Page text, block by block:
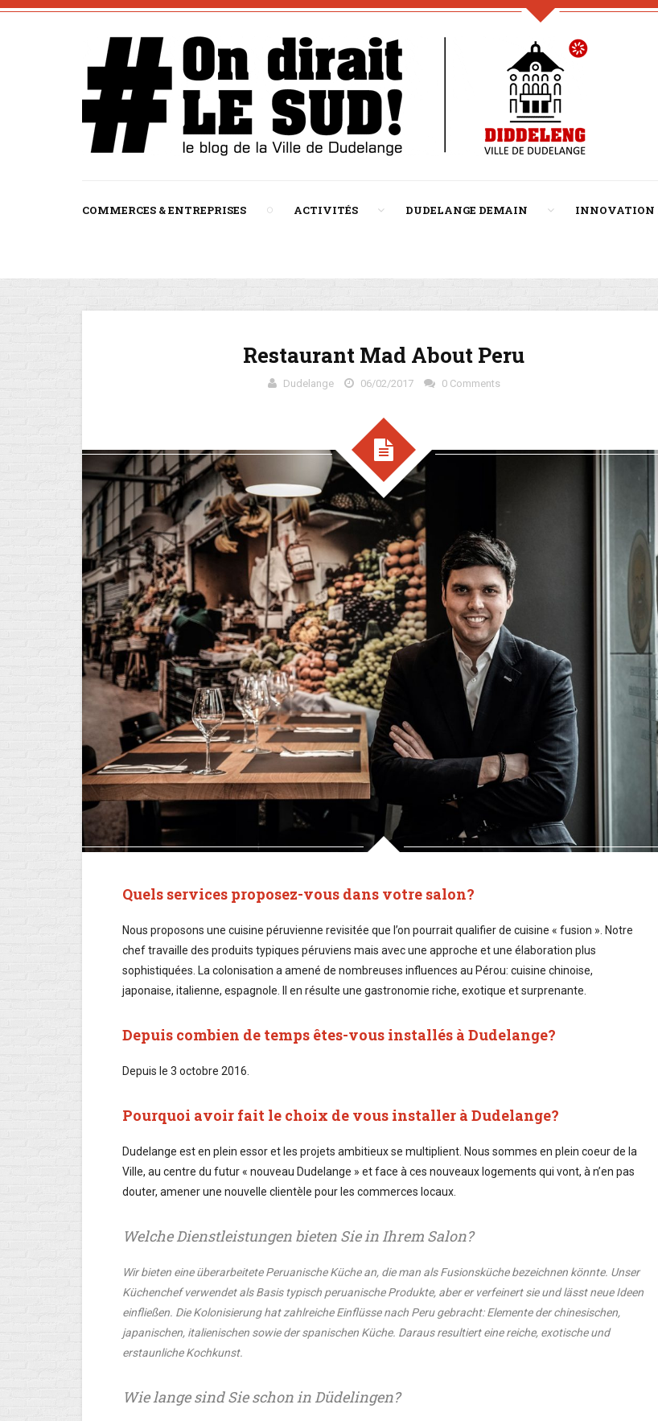
COMMERCES & ENTREPRISES ACTIVITÉS DUDELANGE DEMAIN INNOVATION
Restaurant Mad About Peru
Dudelange 06/02/2017 0 Comments
Quels services proposez-vous dans votre salon?
Nous proposons une cuisine péruvienne revisitée que l’on pourrait qualifier de cuisine « fusion ». Notre
chef travaille des produits typiques péruviens mais avec une approche et une élaboration plus
sophistiquées. La colonisation a amené de nombreuses influences au Pérou: cuisine chinoise,
japonaise, italienne, espagnole. Il en résulte une gastronomie riche, exotique et surprenante.
Depuis combien de temps êtes-vous installés à Dudelange?
Depuis le 3 octobre 2016.
Pourquoi avoir fait le choix de vous installer à Dudelange?
Dudelange est en plein essor et les projets ambitieux se multiplient. Nous sommes en plein coeur de la
Ville, au centre du futur « nouveau Dudelange » et face à ces nouveaux logements qui vont, à n’en pas
douter, amener une nouvelle clientèle pour les commerces locaux.
Welche Dienstleistungen bieten Sie in Ihrem Salon?
Wir bieten eine überarbeitete Peruanische Küche an, die man als Fusionsküche bezeichnen könnte. Unser
Küchenchef verwendet als Basis typisch peruanische Produkte, aber er verfeinert sie und lässt neue Ideen
einfließen. Die Kolonisierung hat zahlreiche Einflüsse nach Peru gebracht: Elemente der chinesischen,
japanischen, italienischen sowie der spanischen Küche. Daraus resultiert eine reiche, exotische und
erstaunliche Kochkunst.
Wie lange sind Sie schon in Düdelingen?